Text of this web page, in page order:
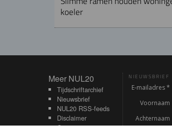
koeler
Meer NUL20
Meer NUL20
Tijdschriftarchief
Nieuwsbrief
NUL20 RSS-feeds
Disclaimer
Contact
NIEUWSBRIEF
E-mailadres *
Voornaam
Achternaam